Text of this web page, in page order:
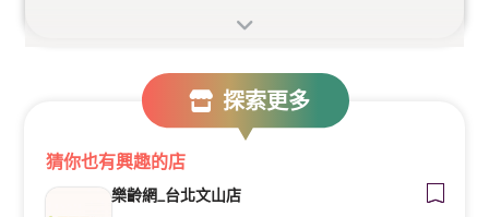
探索更多
猜你也有興趣的店
樂齡網_台北文山店